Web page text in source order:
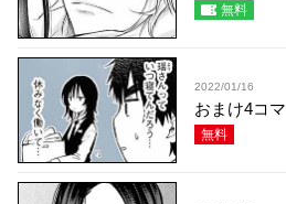
無料
2022/01/16
おまけ4コマ
無料